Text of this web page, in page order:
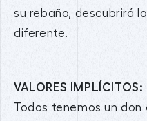
su rebaño, descubrirá
diferente.
VALORES IMPLÍCITOS:
Todos tenemos un